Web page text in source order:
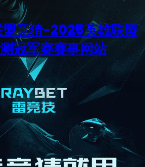
竞猜-2025英雄联盟
冠军赛赛事网站